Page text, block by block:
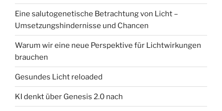
Eine salutogenetische Betrachtung von Licht –
Umsetzungshindernisse und Chancen
Warum wir eine neue Perspektive für Lichtwirkungen
brauchen
Gesundes Licht reloaded
KI denkt über Genesis 2.0 nach